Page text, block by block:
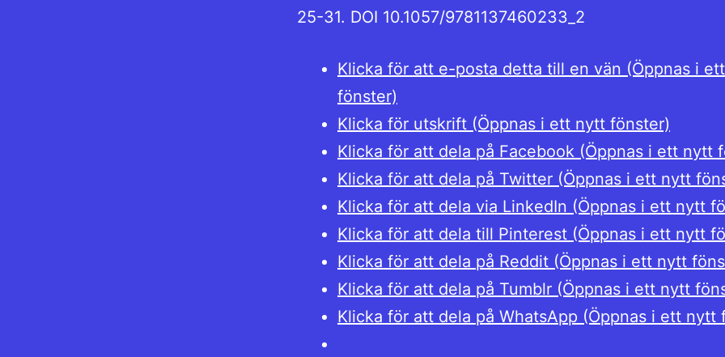
25-31. DOI 10.1057/9781137460233_2
Klicka för att e-posta detta till en vän (Öppnas i
fönster)
Klicka för utskrift (Öppnas i ett nytt fönster)
Klicka för att dela på Facebook (Öppnas i ett nytt
Klicka för att dela på Twitter (Öppnas i ett nytt
Klicka för att dela via LinkedIn (Öppnas i ett nytt
Klicka för att dela till Pinterest (Öppnas i ett nytt
Klicka för att dela på Reddit (Öppnas i ett nytt
Klicka för att dela på Tumblr (Öppnas i ett nytt
Klicka för att dela på WhatsApp (Öppnas i ett nytt